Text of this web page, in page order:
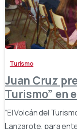
Turismo
Juan Cruz
Turismo” en
“El Volcán del
Lanzarote, para